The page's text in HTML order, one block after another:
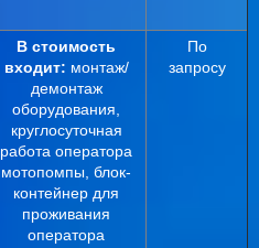
В стоимость
входит: монтаж/
демонтаж
оборудования,
круглосуточная
работа оператора
мотопомпы, блок-
контейнер для
проживания
оператора
По
запросу